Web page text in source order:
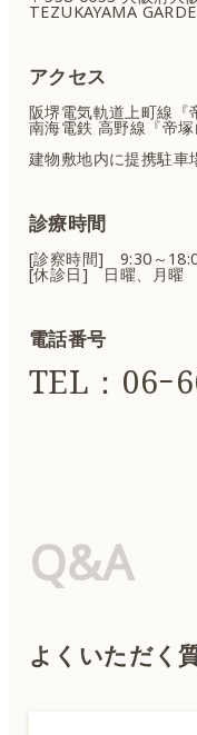
TEZUKAYAMA
アクセス
阪堺電気軌道上町線
南海電鉄 高野線『帝
建物敷地内に提携駐車
診療時間
[診察時間] 9:30～
[休診日] 日曜、月曜
電話番号
TEL：06ｰ
Q&A
よくいただく